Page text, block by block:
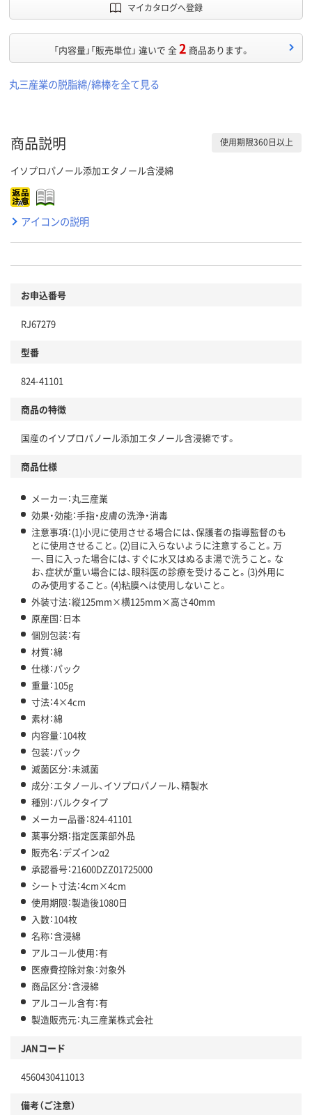
マイカタログへ登録
「内容量」「販売単位」 違いで 全2 商品あります。
丸三産業の脱脂綿/綿棒を全て見る
商品説明 使用期限360日以上
イソプロパノール添加エタノール含浸綿
アイコンの説明
お申込番号
RJ67279
型番
824-41101
商品の特徴
国産のイソプロパノール添加エタノール含浸綿です。
商品仕様
メーカー：丸三産業
効果・効能：手指・皮膚の洗浄・消毒
注意事項：(1)小児に使用させる場合には、保護者の指導監督のも
とに使用させること。(2)目に入らないように注意すること。万
一、目に入った場合には、すぐに水又はぬるま湯で洗うこと。な
お、症状が重い場合には、眼科医の診療を受けること。(3)外用に
のみ使用すること。(4)粘膜へは使用しないこと。
外装寸法：縦125mm×横125mm×高さ40mm
原産国：日本
個別包装：有
材質：綿
仕様：パック
重量：105g
寸法：4×4cm
素材：綿
内容量：104枚
包装：パック
滅菌区分：未滅菌
成分：エタノール、イソプロパノール、精製水
種別：バルクタイプ
メーカー品番：824-41101
薬事分類：指定医薬部外品
販売名：デズインα2
承認番号：21600DZZ01725000
シート寸法：4cm×4cm
使用期限：製造後1080日
入数：104枚
名称：含浸綿
アルコール使用：有
医療費控除対象：対象外
商品区分：含浸綿
アルコール含有：有
製造販売元：丸三産業株式会社
JANコード
4560430411013
備考（ご注意）